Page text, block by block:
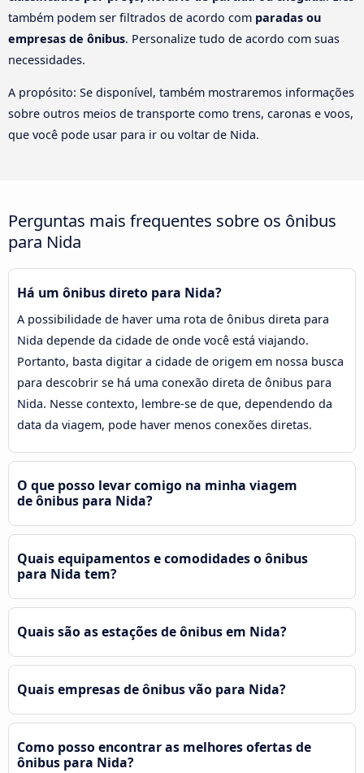
também podem ser filtrados de acordo com paradas ou
empresas de ônibus. Personalize tudo de acordo com suas
necessidades.
A propósito: Se disponível, também mostraremos informações
sobre outros meios de transporte como trens, caronas e voos,
que você pode usar para ir ou voltar de Nida.
Perguntas mais frequentes sobre os ônibus
para Nida
Há um ônibus direto para Nida?
A possibilidade de haver uma rota de ônibus direta para
Nida depende da cidade de onde você está viajando.
Portanto, basta digitar a cidade de origem em nossa busca
para descobrir se há uma conexão direta de ônibus para
Nida. Nesse contexto, lembre-se de que, dependendo da
data da viagem, pode haver menos conexões diretas.
O que posso levar comigo na minha viagem
de ônibus para Nida?
Quais equipamentos e comodidades o ônibus
para Nida tem?
Quais são as estações de ônibus em Nida?
Quais empresas de ônibus vão para Nida?
Como posso encontrar as melhores ofertas de
ônibus para Nida?